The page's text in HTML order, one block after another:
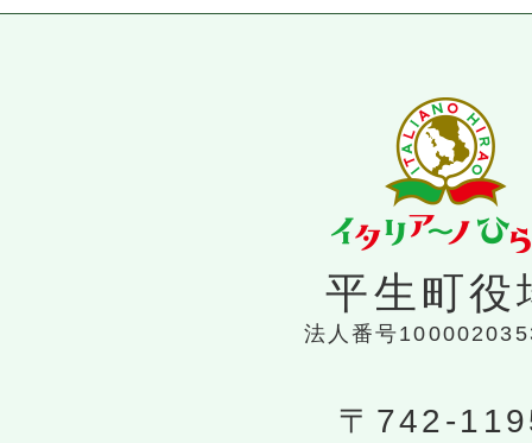
平生町役
法人番号
〒742-